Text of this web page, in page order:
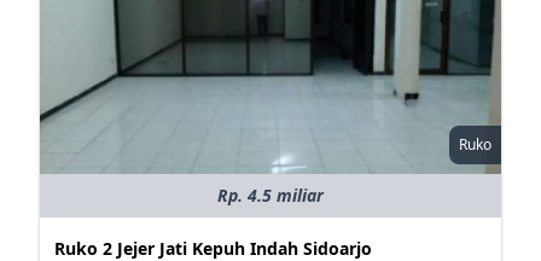
Ruko
Rp. 4.5 miliar
Ruko 2 Jejer Jati Kepuh Indah Sidoarjo